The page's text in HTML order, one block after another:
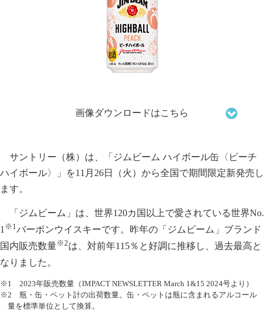
画像ダウンロードはこちら
サントリー（株）は、「ジムビーム ハイボール缶〈ピーチ
ハイボール〉」を11月26日（火）から全国で期間限定新発売し
ます。
「ジムビーム」は、世界120カ国以上で愛されている世界No.
1 ※1バーボンウイスキーです。昨年の「ジムビーム」ブランド
国内販売数量※2は、対前年115％と好調に推移し、過去最高と
なりました。
※1 2023年販売数量（IMPACT NEWSLETTER March 1&15 2024号より）
※2 瓶・缶・ペット計の出荷数量。缶・ペットは瓶に含まれるアルコール
量を標準単位として換算。